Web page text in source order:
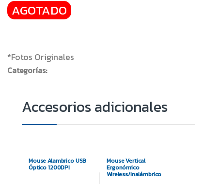
AGOTADO
*Fotos Originales
Categorías:
Mouse Alambrico USB
Óptico 1200DPI
Mouse Vertical
Ergonómico
Wireless/Inalámbrico